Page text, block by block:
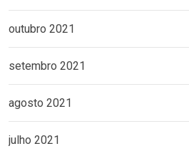
outubro 2021
setembro 2021
agosto 2021
julho 2021